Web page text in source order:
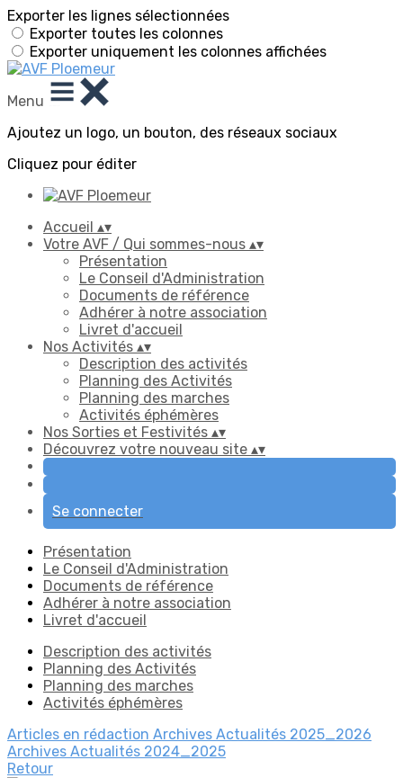
Exporter les lignes sélectionnées
Exporter toutes les colonnes
Exporter uniquement les colonnes affichées
Menu
Ajoutez un logo, un bouton, des réseaux sociaux
Cliquez pour éditer
Accueil ▴▾
Votre AVF / Qui sommes-nous ▴▾
Présentation
Le Conseil d'Administration
Documents de référence
Adhérer à notre association
Livret d'accueil
Nos Activités ▴▾
Description des activités
Planning des Activités
Planning des marches
Activités éphémères
Nos Sorties et Festivités ▴▾
Découvrez votre nouveau site ▴▾
Se connecter
Présentation
Le Conseil d'Administration
Documents de référence
Adhérer à notre association
Livret d'accueil
Description des activités
Planning des Activités
Planning des marches
Activités éphémères
Articles en rédaction Archives Actualités 2025_2026
Archives Actualités 2024_2025
Retour